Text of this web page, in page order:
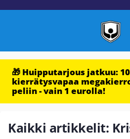
🎁 Huipputarjous jatkuu:
kierrätysvapaa
peliin - vain 1 eurolla!
Kaikki artikkelit: